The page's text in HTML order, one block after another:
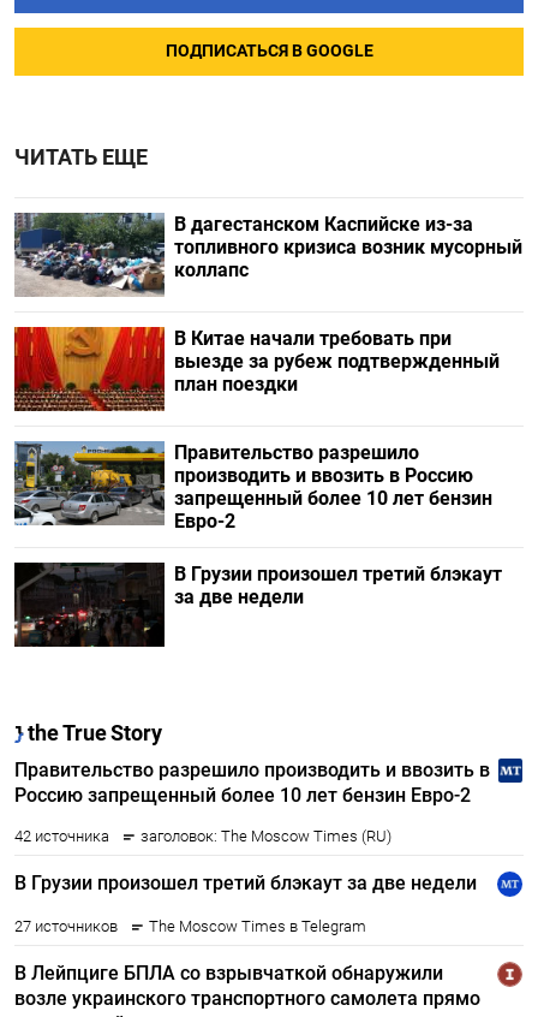
ПОДПИСАТЬСЯ В GOOGLE
ЧИТАТЬ ЕЩЕ
В дагестанском Каспийске из-за
топливного кризиса возник мусорный
коллапс
В Китае начали требовать при
выезде за рубеж подтвержденный
план поездки
Правительство разрешило
производить и ввозить в Россию
запрещенный более 10 лет бензин
Евро-2
В Грузии произошел третий блэкаут
за две недели